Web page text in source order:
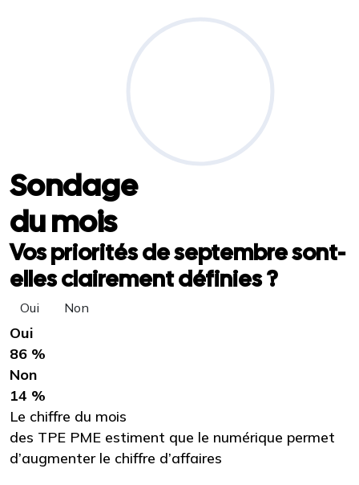
Sondage
du mois
Vos priorités de septembre sont-
elles clairement définies ?
Oui Non
Oui
86 %
Non
14 %
Le chiffre du mois
des TPE PME estiment que le numérique permet
d’augmenter le chiffre d’affaires